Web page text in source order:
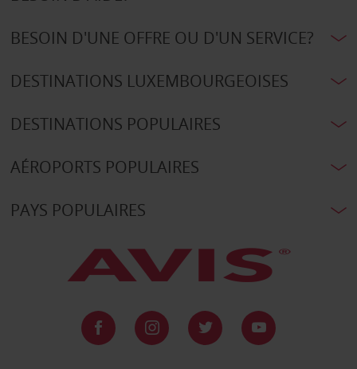
BESOIN D'UNE OFFRE OU D'UN SERVICE?
DESTINATIONS LUXEMBOURGEOISES
DESTINATIONS POPULAIRES
AÉROPORTS POPULAIRES
PAYS POPULAIRES